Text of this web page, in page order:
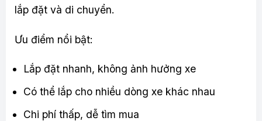
lắp đặt và di chuyển.
Ưu điểm nổi bật:
Lắp đặt nhanh, không ảnh hưởng xe
Có thể lắp cho nhiều dòng xe khác nhau
Chi phí thấp, dễ tìm mua